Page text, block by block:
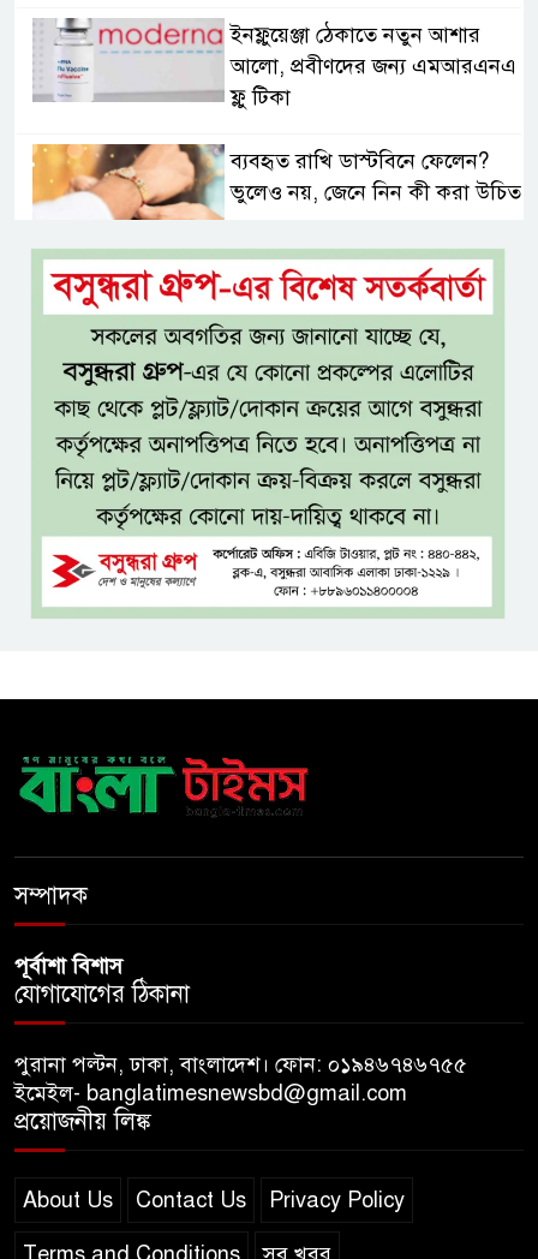
ইনফ্লুয়েঞ্জা ঠেকাতে নতুন আশার
আলো, প্রবীণদের জন্য এমআরএনএ
ফ্লু টিকা
ব্যবহৃত রাখি ডাস্টবিনে ফেলেন?
ভুলেও নয়, জেনে নিন কী করা উচিত
বেসরকারি জ্বালানি তেল আমদানিতে
বিশেষ সুবিধার অভিযোগ ভিত্তিহীন:
জ্বালানি বিভাগ
শেখ হাসিনা চাইলেই কি দেশে
ফিরতে পারবেন?
বসুন্ধরায় অ্যামেচার মার্শাল আর্টের
জমজমাট আসর
‘হাসিনা কার্ড’ ব্যবহার করে ভারতের
দেশকে এগিয়ে নিতে হবে: প্রধানমন্ত্রী
সম্পাদক
পূর্বাশা বিশাস
যোগাযোগের ঠিকানা
পুরানা পল্টন, ঢাকা, বাংলাদেশ। ফোন: ০১৯৪৬৭৪৬৭৫৫
ইমেইল- banglatimesnewsbd@gmail.com
প্রয়োজনীয় লিঙ্ক
About Us Contact Us Privacy Policy